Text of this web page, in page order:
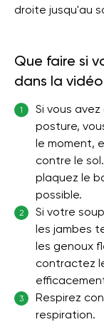
droite jusqu'au
Que faire si
dans la vidéo
1
Si vous
posture,
le moment,
contre le
plaquez le
possible.
2
Si votre
les jambes
les genoux
contractez
3
Respirez
respiration.